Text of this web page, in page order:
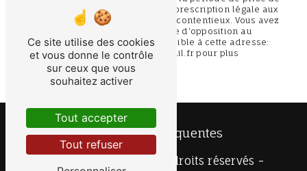
contact puis pendant la durée de prescription légale aux
fins probatoires et de gestion des contentieux. Vous avez
le droit de vous inscrire sur la liste d'opposition au
démarchage téléphonique, disponible à cette adresse:
Bloctel.gouv.fr. Consultez le site cnil.fr pour plus
d’informations sur vos droits.
Recherches fréquentes
- 2026 - Tous droits réservés -
Ce site utilise des cookies
et vous donne le contrôle
sur ceux que vous
souhaitez activer
Tout accepter
Tout refuser